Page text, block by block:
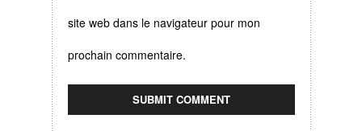
site web dans le navigateur pour mon
prochain commentaire.